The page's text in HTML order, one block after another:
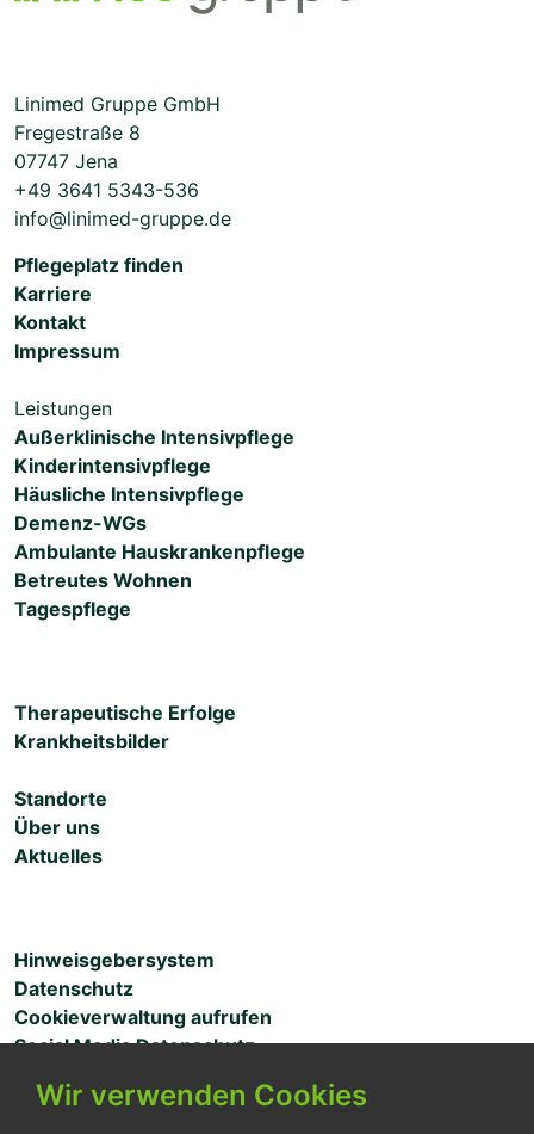
Linimed Gruppe GmbH
Fregestraße 8
07747 Jena
+49 3641 5343-536
info@linimed-gruppe.de
Pflegeplatz finden
Karriere
Kontakt
Impressum
Leistungen
Außerklinische Intensivpflege
Kinderintensivpflege
Häusliche Intensivpflege
Demenz-WGs
Ambulante Hauskrankenpflege
Betreutes Wohnen
Tagespflege
Therapeutische Erfolge
Krankheitsbilder
Standorte
Über uns
Aktuelles
Hinweisgebersystem
Datenschutz
Cookieverwaltung aufrufen
Social Media Datenschutz
Wir verwenden Cookies